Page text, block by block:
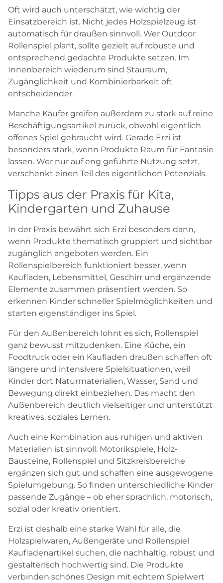
Oft wird auch unterschätzt, wie wichtig der
Einsatzbereich ist. Nicht jedes Holzspielzeug ist
automatisch für draußen sinnvoll. Wer Outdoor
Rollenspiel plant, sollte gezielt auf robuste und
entsprechend gedachte Produkte setzen. Im
Innenbereich wiederum sind Stauraum,
Zugänglichkeit und Kombinierbarkeit oft
entscheidender.
Manche Käufer greifen außerdem zu stark auf reine
Beschäftigungsartikel zurück, obwohl eigentlich
offenes Spiel gebraucht wird. Gerade Erzi ist
besonders stark, wenn Produkte Raum für Fantasie
lassen. Wer nur auf eng geführte Nutzung setzt,
verschenkt einen Teil des eigentlichen Potenzials.
Tipps aus der Praxis für Kita,
Kindergarten und Zuhause
In der Praxis bewährt sich Erzi besonders dann,
wenn Produkte thematisch gruppiert und sichtbar
zugänglich angeboten werden. Ein
Rollenspielbereich funktioniert besser, wenn
Kaufladen, Lebensmittel, Geschirr und ergänzende
Elemente zusammen präsentiert werden. So
erkennen Kinder schneller Spielmöglichkeiten und
starten eigenständiger ins Spiel.
Für den Außenbereich lohnt es sich, Rollenspiel
ganz bewusst mitzudenken. Eine Küche, ein
Foodtruck oder ein Kaufladen draußen schaffen oft
längere und intensivere Spielsituationen, weil
Kinder dort Naturmaterialien, Wasser, Sand und
Bewegung direkt einbeziehen. Das macht den
Außenbereich deutlich vielseitiger und unterstützt
kreatives, soziales Lernen.
Auch eine Kombination aus ruhigen und aktiven
Materialien ist sinnvoll. Motorikspiele, Holz-
Bausteine, Rollenspiel und Sitzkreisbereiche
ergänzen sich gut und schaffen eine ausgewogene
Spielumgebung. So finden unterschiedliche Kinder
passende Zugänge – ob eher sprachlich, motorisch,
sozial oder kreativ orientiert.
Erzi ist deshalb eine starke Wahl für alle, die
Holzspielwaren, Außengeräte und Rollenspiel
Kaufladenartikel suchen, die nachhaltig, robust und
gestalterisch hochwertig sind. Die Produkte
verbinden schönes Design mit echtem Spielwert